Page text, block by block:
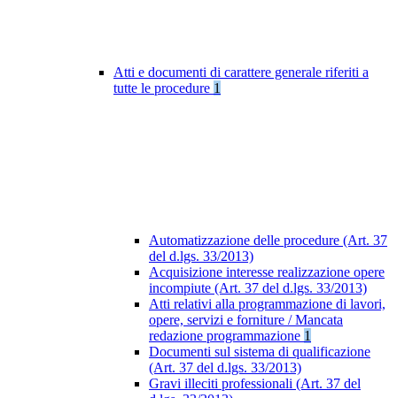
Atti e documenti di carattere generale riferiti a
tutte le procedure 1
Automatizzazione delle procedure (Art. 37
del d.lgs. 33/2013)
Acquisizione interesse realizzazione opere
incompiute (Art. 37 del d.lgs. 33/2013)
Atti relativi alla programmazione di lavori,
opere, servizi e forniture / Mancata
redazione programmazione 1
Documenti sul sistema di qualificazione
(Art. 37 del d.lgs. 33/2013)
Gravi illeciti professionali (Art. 37 del